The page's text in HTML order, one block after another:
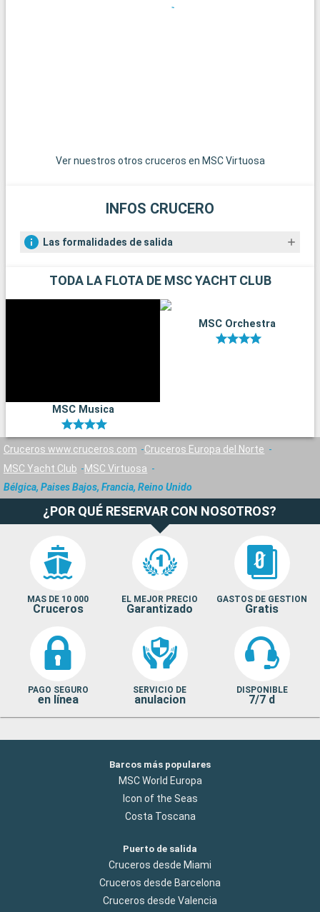
famosas regatas. Por último, los aficionados a la historia
Ver nuestros otros cruceros en MSC Virtuosa
INFOS CRUCERO
Las formalidades de salida
TODA LA FLOTA DE MSC YACHT CLUB
MSC Musica
MSC Orchestra
Cruceros www.cruceros.com
Cruceros Europa del Norte
MSC Yacht Club
MSC Virtuosa
Bélgica, Paises Bajos, Francia, Reino Unido
¿POR QUÉ RESERVAR CON NOSOTROS?
MAS DE 10 000
Cruceros
EL MEJOR PRECIO
Garantizado
GASTOS DE GESTION
Gratis
PAGO SEGURO
en línea
SERVICIO DE
anulacion
DISPONIBLE
7/7 d
Barcos más populares
MSC World Europa
Icon of the Seas
Costa Toscana
Puerto de salida
Cruceros desde Miami
Cruceros desde Barcelona
Cruceros desde Valencia